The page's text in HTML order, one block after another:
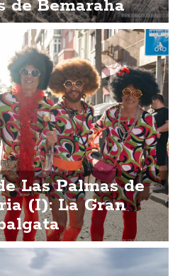
de Bemaraha
Las Palmas de
(I): La Gran